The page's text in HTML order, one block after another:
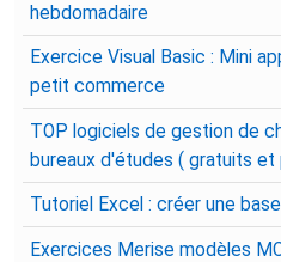
hebdomadaire
Exercice Visual Basic : Mini
petit commerce
TOP logiciels de gestion de
bureaux d'études ( gratuits et
Tutoriel Excel : créer une
Exercices Merise modèles